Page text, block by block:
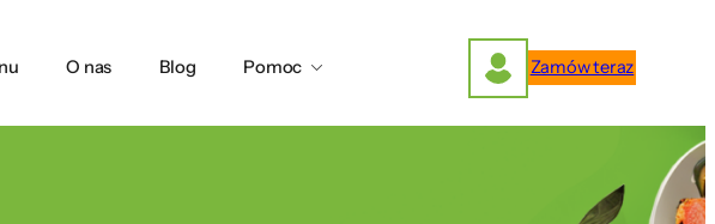
O nas Blog Pomoc Zamów teraz